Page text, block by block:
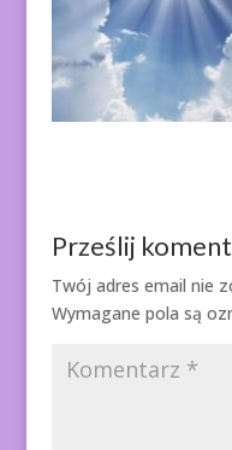
Prześlij
Twój adres email nie
Wymagane pola są